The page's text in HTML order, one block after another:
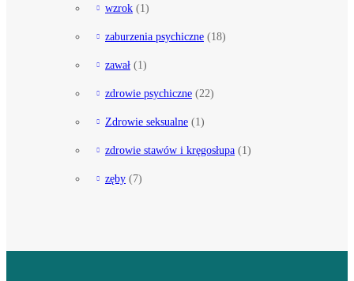
wzrok (1)
zaburzenia psychiczne (18)
zawał (1)
zdrowie psychiczne (22)
Zdrowie seksualne (1)
zdrowie stawów i kręgosłupa (1)
zęby (7)